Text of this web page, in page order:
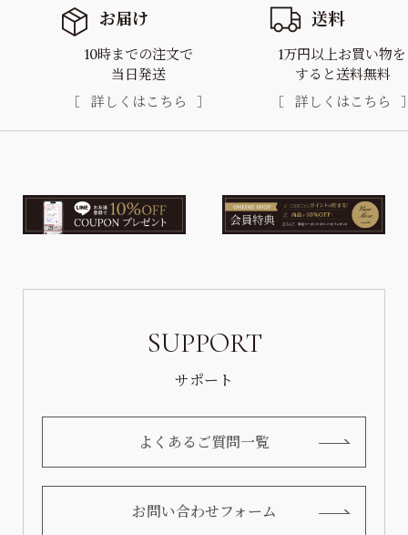
お届け
10時までの注文で
当日発送
詳しくはこちら
送料
1万円以上お買い物を
すると送料無料
詳しくはこちら
SUPPORT
サポート
よくあるご質問一覧
お問い合わせフォーム